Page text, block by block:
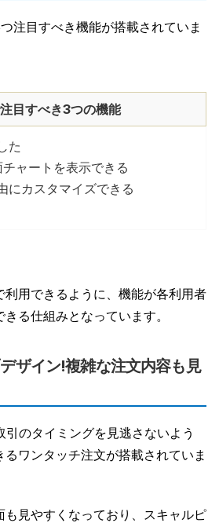
注目すべき機能が搭載されていま
目すべき3つの機能
た
ャートを表示できる
にカスタマイズできる
利用できるように、機能が各利用者
る仕組みとなっています。
ザイン!複雑な注文内容も見
引のタイミングを見逃さないよう
ワンタッチ注文が搭載されていま
も見やすくなっており、スキャルピ